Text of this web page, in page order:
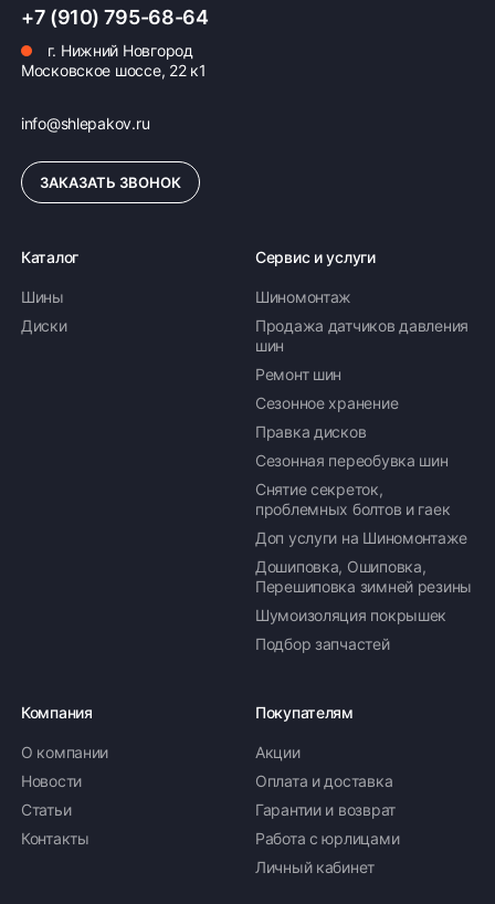
+7 (910) 795-68-64
г. Нижний Новгород
Московское шоссе, 22 к1
info@shlepakov.ru
ЗАКАЗАТЬ ЗВОНОК
Каталог
Шины
Диски
Сервис и услуги
Шиномонтаж
Продажа датчиков давления
шин
Ремонт шин
Сезонное хранение
Правка дисков
Сезонная переобувка шин
Снятие секреток,
проблемных болтов и гаек
Доп услуги на Шиномонтаже
Дошиповка, Ошиповка,
Перешиповка зимней резины
Шумоизоляция покрышек
Подбор запчастей
Компания
О компании
Новости
Статьи
Контакты
Покупателям
Акции
Оплата и доставка
Гарантии и возврат
Работа с юрлицами
Личный кабинет